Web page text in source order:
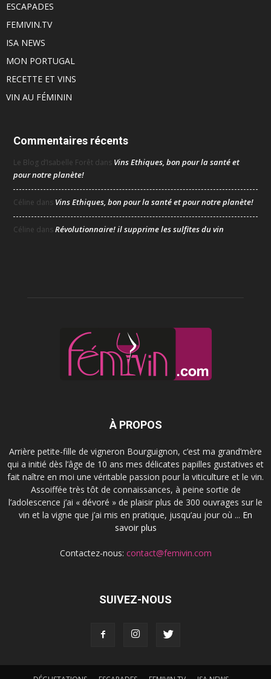
ESCAPADES
FEMIVIN.TV
ISA NEWS
MON PORTUGAL
RECETTE ET VINS
VIN AU FÉMININ
Commentaires récents
Le Blog d’Isabelle Forêt dans Vins Ethiques, bon pour la santé et
pour notre planète!
Céline dans Vins Ethiques, bon pour la santé et pour notre planète!
Céline dansRévolutionnaire! il supprime les sulfites du vin
À PROPOS
Arrière petite-fille de vigneron Bourguignon, c’est ma grand’mère
qui a initié dès l’âge de 10 ans mes délicates papilles gustatives et
fait naître en moi une véritable passion pour la viticulture et le vin.
Assoiffée très tôt de connaissances, à peine sortie de
l’adolescence j’ai « dévoré » de plaisir plus de 300 ouvrages sur le
vin et la vigne que j’ai mis en pratique, jusqu’au jour où ... En
savoir plus
Contactez-nous: contact@femivin.com
SUIVEZ-NOUS